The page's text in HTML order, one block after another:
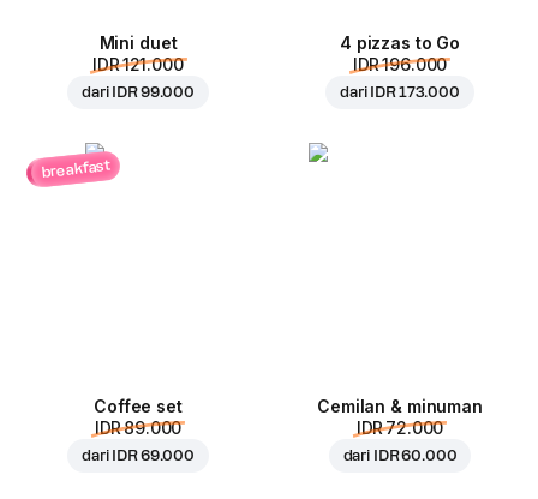
Mini duet
IDR 121.000
dari IDR 99.000
4 pizzas to Go
IDR 196.000
dari IDR 173.000
breakfast
Coffee set
IDR 89.000
dari IDR 69.000
Cemilan & minuman
IDR 72.000
dari IDR 60.000